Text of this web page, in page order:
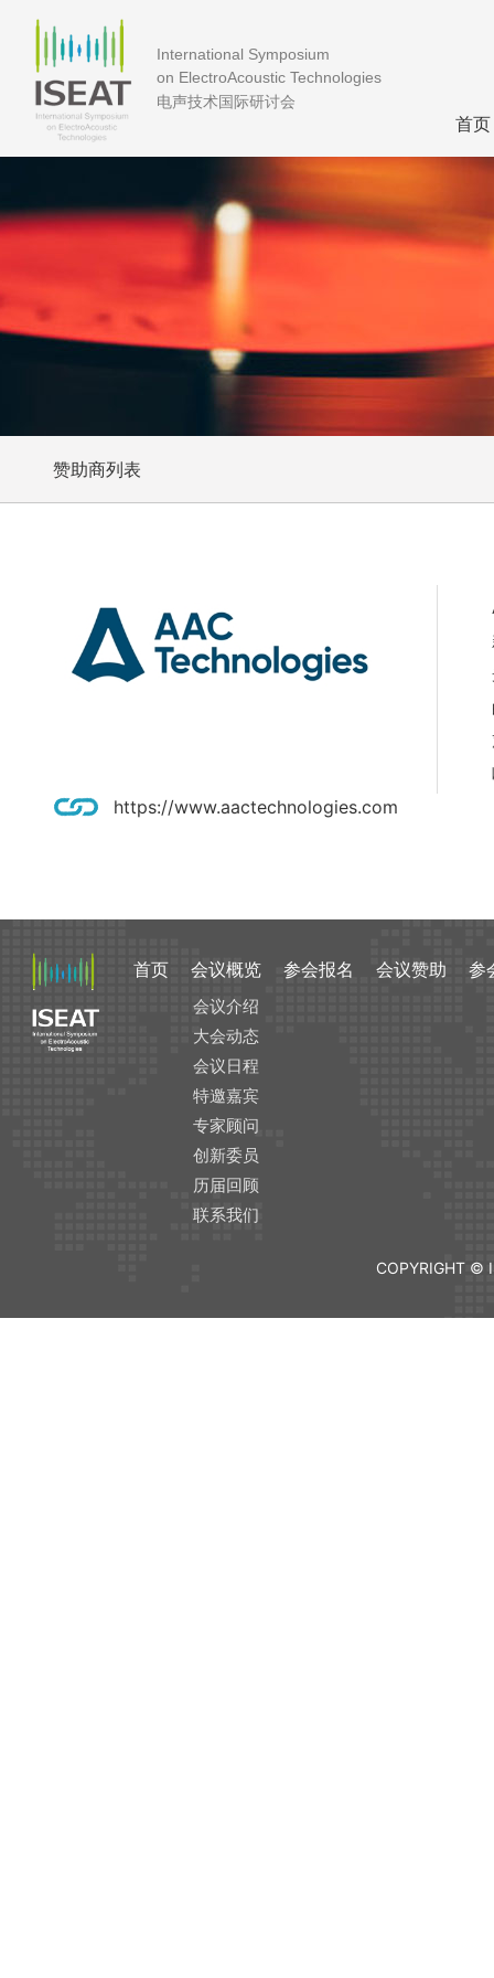
International Symposium
on ElectroAcoustic Technologies
电声技术国际研讨会
首页
赞助商列表
https://www.aactechnologies.com
首页 会议概览
会议介绍
大会动态
会议日程
特邀嘉宾
专家顾问
创新委员
历届回顾
联系我们
参会报名 会议赞助 参
COPYRIGHT ©